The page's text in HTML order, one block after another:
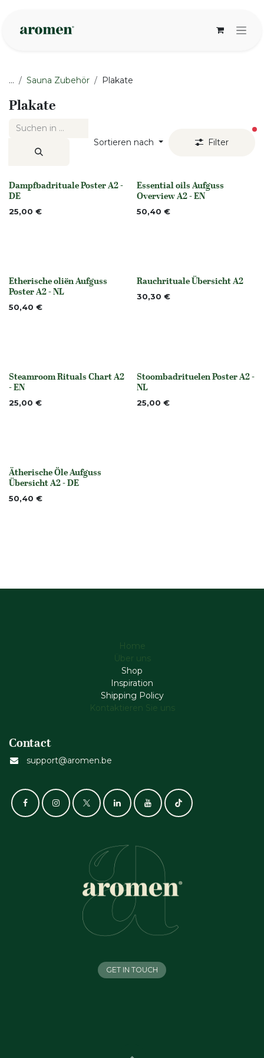
... Sauna Zubehör Plakate
Plakate
Sortieren nach Filter
None
Dampfbadrituale Poster A2 -
DE
25,00 €
None
Essential oils Aufguss
Overview A2 - EN
50,40 €
None
Etherische oliën Aufguss
Poster A2 - NL
50,40 €
None
Rauchrituale Übersicht A2
30,30 €
None
Steamroom Rituals Chart A2
- EN
25,00 €
None
Stoombadrituelen Poster A2 -
NL
25,00 €
None
Ätherische Öle Aufguss
Übersicht A2 - DE
50,40 €
Home
Über uns
Shop
Inspiration
Shipping Policy
Kontaktieren Sie uns
Contact
support@aromen.be
GET IN TOUCH